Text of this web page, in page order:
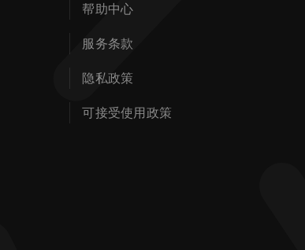
帮助中心
服务条款
隐私政策
可接受使用政策